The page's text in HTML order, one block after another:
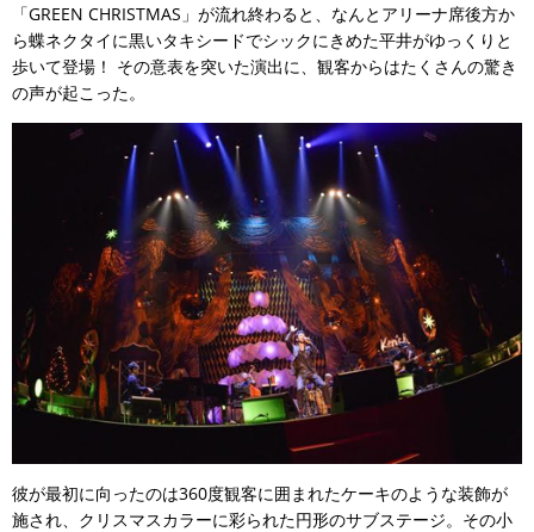
「GREEN CHRISTMAS」が流れ終わると、なんとアリーナ席後方か
ら蝶ネクタイに黒いタキシードでシックにきめた平井がゆっくりと
歩いて登場！ その意表を突いた演出に、観客からはたくさんの驚き
の声が起こった。
彼が最初に向ったのは360度観客に囲まれたケーキのような装飾が
施され、クリスマスカラーに彩られた円形のサブステージ。その小